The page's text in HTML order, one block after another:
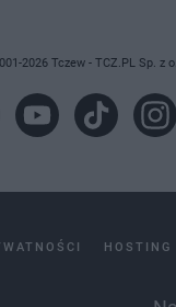
2026 Tczew - TCZ.PL Sp. z
HOSTING